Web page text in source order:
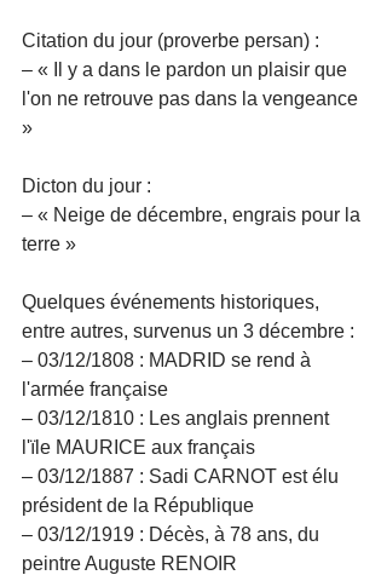
Citation du jour (proverbe persan) :
– « Il y a dans le pardon un plaisir que
l'on ne retrouve pas dans la vengeance
»
Dicton du jour :
– « Neige de décembre, engrais pour la
terre »
Quelques événements historiques,
entre autres, survenus un 3 décembre :
– 03/12/1808 : MADRID se rend à
l'armée française
– 03/12/1810 : Les anglais prennent
l'ïle MAURICE aux français
– 03/12/1887 : Sadi CARNOT est élu
président de la République
– 03/12/1919 : Décès, à 78 ans, du
peintre Auguste RENOIR